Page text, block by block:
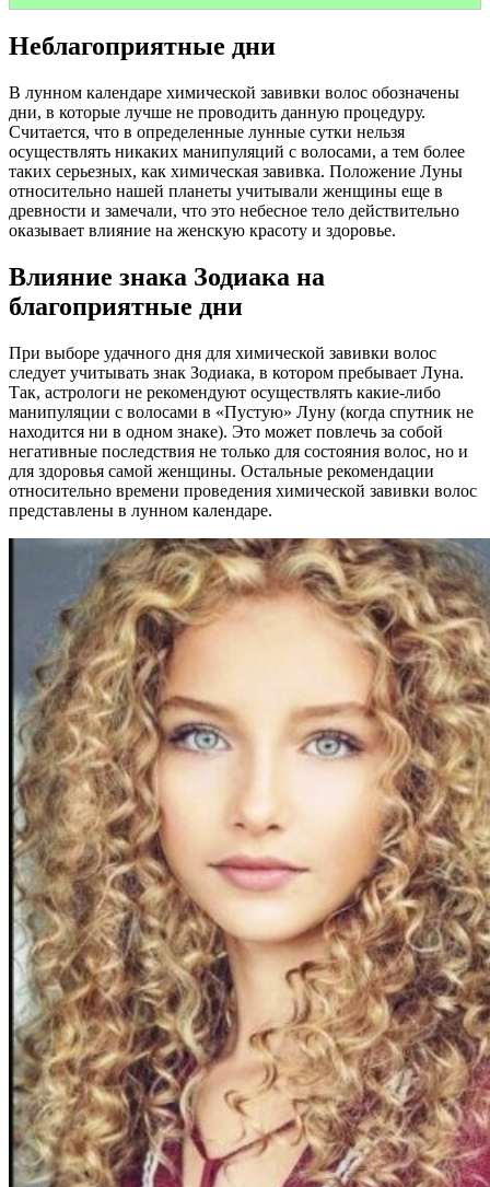
Неблагоприятные дни
В лунном календаре химической завивки волос обозначены
дни, в которые лучше не проводить данную процедуру.
Считается, что в определенные лунные сутки нельзя
осуществлять никаких манипуляций с волосами, а тем более
таких серьезных, как химическая завивка. Положение Луны
относительно нашей планеты учитывали женщины еще в
древности и замечали, что это небесное тело действительно
оказывает влияние на женскую красоту и здоровье.
Влияние знака Зодиака на
благоприятные дни
При выборе удачного дня для химической завивки волос
следует учитывать знак Зодиака, в котором пребывает Луна.
Так, астрологи не рекомендуют осуществлять какие-либо
манипуляции с волосами в «Пустую» Луну (когда спутник не
находится ни в одном знаке). Это может повлечь за собой
негативные последствия не только для состояния волос, но и
для здоровья самой женщины. Остальные рекомендации
относительно времени проведения химической завивки волос
представлены в лунном календаре.